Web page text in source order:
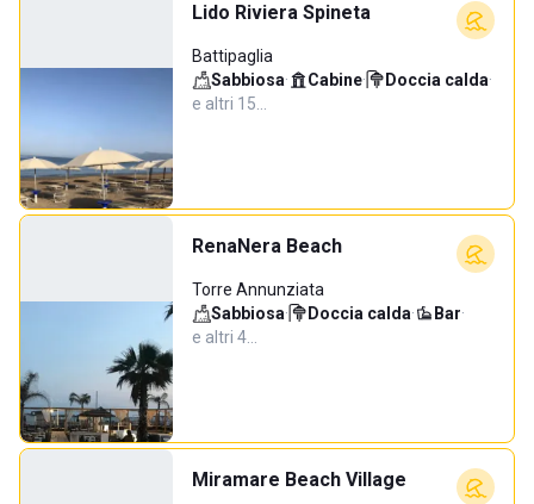
Lido Riviera Spineta
Battipaglia
Sabbiosa· Cabine· Doccia calda·
e altri 15…
RenaNera Beach
Torre Annunziata
Sabbiosa· Doccia calda· Bar·
e altri 4…
Miramare Beach Village